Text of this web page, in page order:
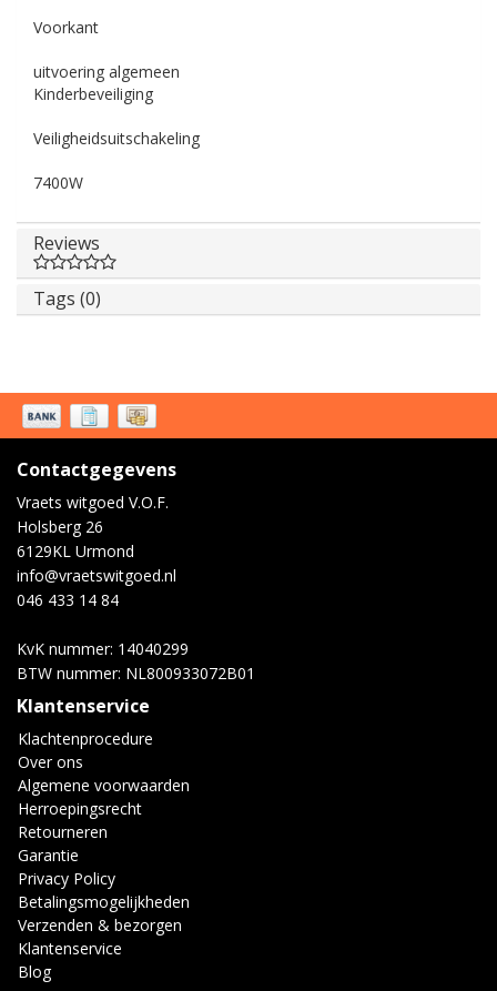
Voorkant
uitvoering algemeen
Kinderbeveiliging
Veiligheidsuitschakeling
7400W
Reviews
Tags (0)
Contactgegevens
Vraets witgoed V.O.F.
Holsberg 26
6129KL Urmond
info@vraetswitgoed.nl
046 433 14 84
KvK nummer: 14040299
BTW nummer: NL800933072B01
Klantenservice
Klachtenprocedure
Over ons
Algemene voorwaarden
Herroepingsrecht
Retourneren
Garantie
Privacy Policy
Betalingsmogelijkheden
Verzenden & bezorgen
Klantenservice
Blog